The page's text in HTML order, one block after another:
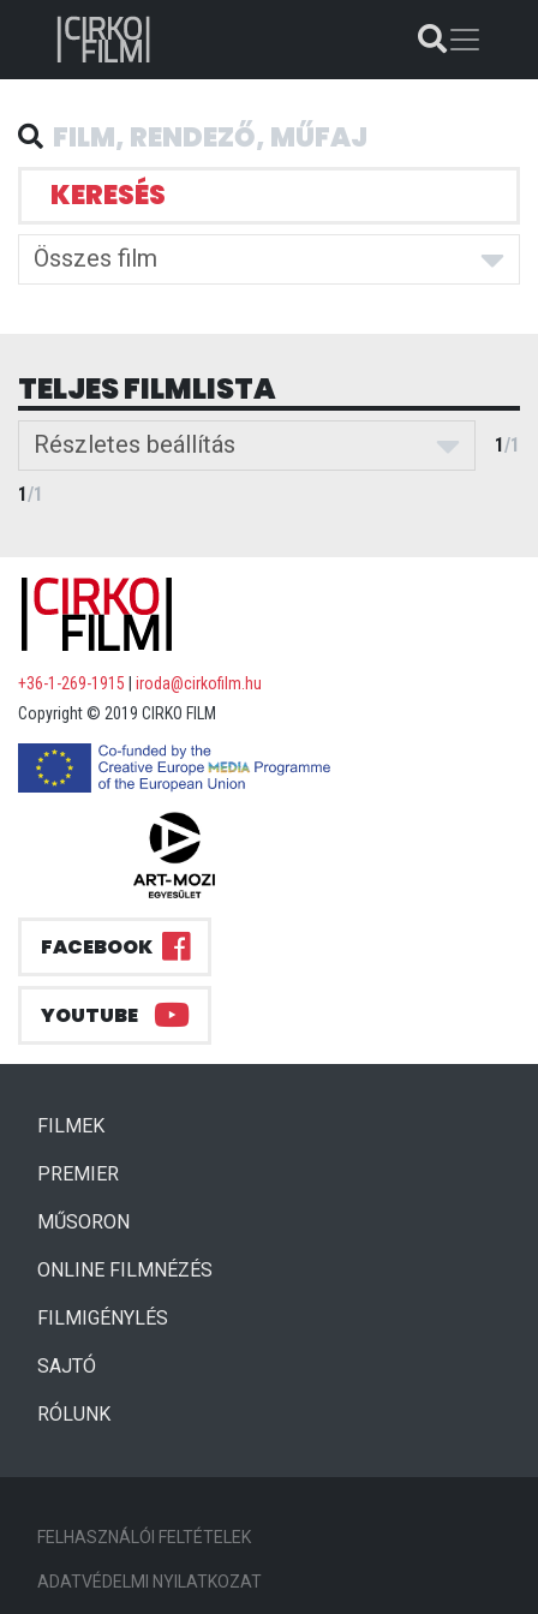
KERESÉS
Összes film
TELJES FILMLISTA
Részletes beállítás 1/1
1/1
+36-1-269-1915
iroda@cirkofilm.hu
Copyright © 2019 CIRKO FILM
FACEBOOK
YOUTUBE
FILMEK(CURRENT)
PREMIER
MŰSORON
ONLINE FILMNÉZÉS
FILMIGÉNYLÉS
SAJTÓ
RÓLUNK
FELHASZNÁLÓI FELTÉTELEK
ADATVÉDELMI NYILATKOZAT